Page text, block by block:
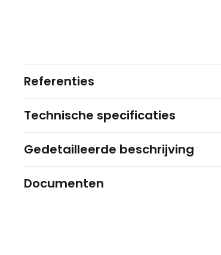
Referenties
Technische specificaties
Gedetailleerde beschrijving
Documenten